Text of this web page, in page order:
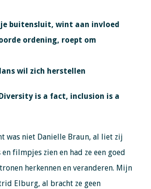
buitensluit, wint aan invloed
ordening, roept om
wil zich herstellen
is a fact, inclusion is a
was niet Danielle Braun, al liet zij
filmpjes zien en had ze een goed
herkennen en veranderen. Mijn
Elburg, al bracht ze geen